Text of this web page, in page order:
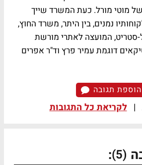
מוטי מורל. כעת המשרד שייך
נמנים, בין היתר, משרד החוץ,
סטריט, המועצה לאתרי מורשת
דוגמת עמיר פרץ וד"ר אפרים
הוספת תגובה
| לקריאת כל התגובות
(5)
: